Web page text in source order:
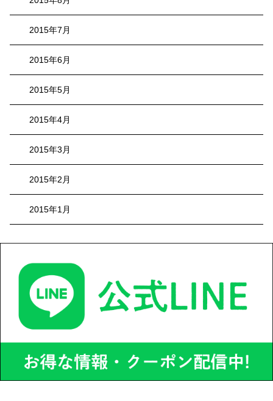
2015年7月
2015年6月
2015年5月
2015年4月
2015年3月
2015年2月
2015年1月